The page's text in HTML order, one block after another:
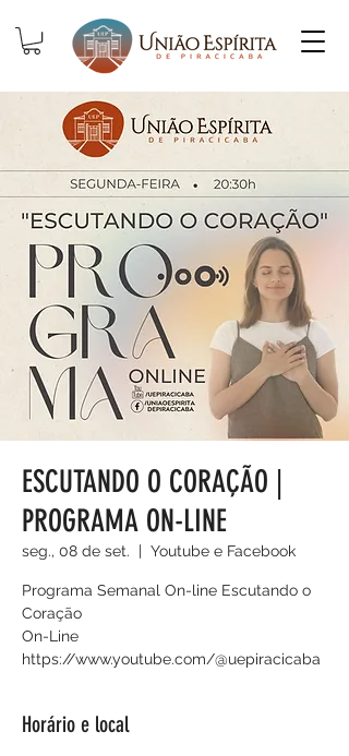
ESCUTANDO O CORAÇÃO |
PROGRAMA ON-LINE
seg., 08 de set.
  |
Youtube e Facebook
Programa Semanal On-line Escutando o
Coração
On-Line
https://www.youtube.com/@uepiracicaba
Horário e local